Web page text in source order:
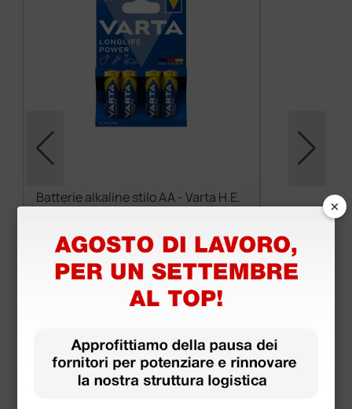
Batterie alkaline stilo AA - Varta H.E.
3,98 €
(Prezzo i.e.)
Prodotti simili e correlati
×